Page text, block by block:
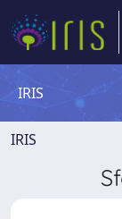
IRIS
IRIS